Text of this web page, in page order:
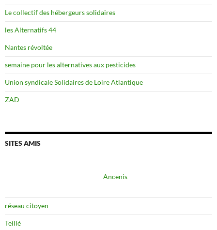
Le collectif des hébergeurs solidaires
les Alternatifs 44
Nantes révoltée
semaine pour les alternatives aux pesticides
Union syndicale Solidaires de Loire Atlantique
ZAD
SITES AMIS
Ancenis
réseau citoyen
Teillé